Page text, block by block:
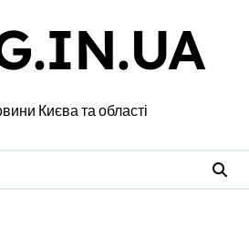
Києва та області